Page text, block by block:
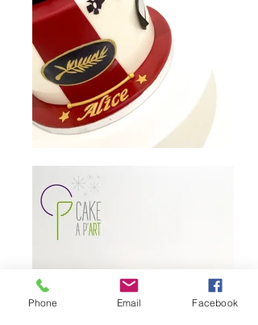
Phone Email Facebook